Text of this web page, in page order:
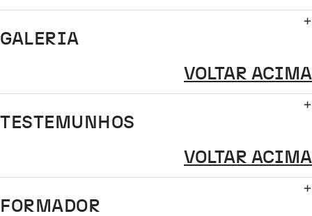
GALERIA
VOLTAR ACIMA
TESTEMUNHOS
VOLTAR ACIMA
FORMADOR